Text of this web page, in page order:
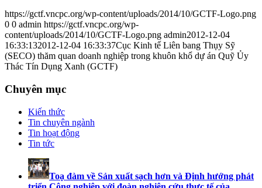
https://gctf.vncpc.org/wp-content/uploads/2014/10/GCTF-Logo.png
0 0 admin https://gctf.vncpc.org/wp-
content/uploads/2014/10/GCTF-Logo.png admin2012-12-04
16:33:132012-12-04 16:33:37Cục Kinh tế Liên bang Thụy Sỹ
(SECO) thăm quan doanh nghiệp trong khuôn khổ dự án Quỹ Ủy
Thác Tín Dụng Xanh (GCTF)
Chuyên mục
Kiến thức
Tin chuyên ngành
Tin hoạt động
Tin tức
Toạ đàm về Sản xuất sạch hơn và Định hướng phát